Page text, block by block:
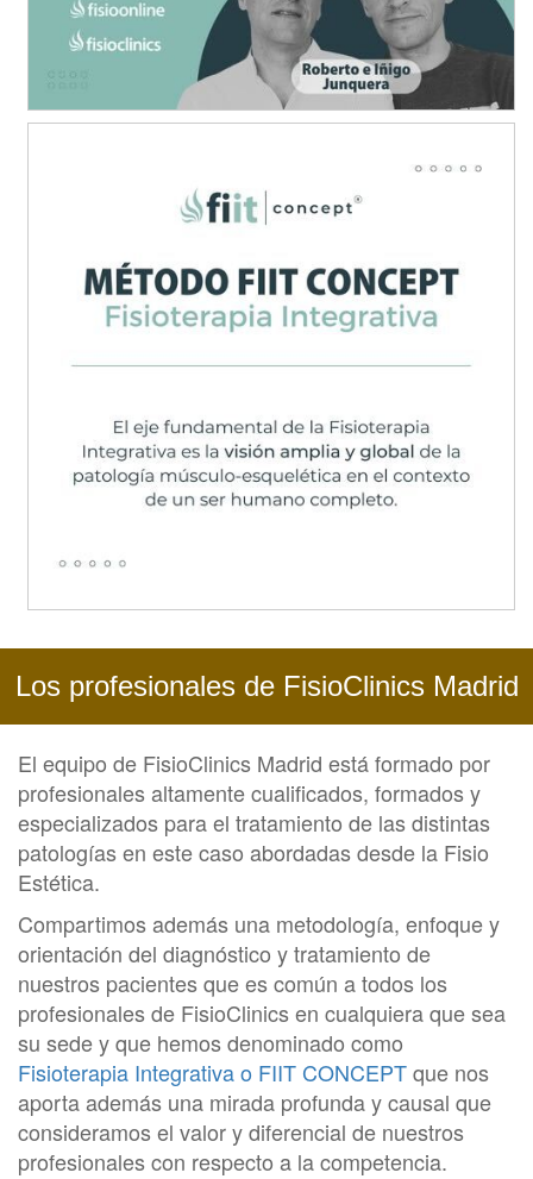
Los profesionales de FisioClinics Madrid
El equipo de FisioClinics Madrid está formado por
profesionales altamente cualificados, formados y
especializados para el tratamiento de las distintas
patologías en este caso abordadas desde la Fisio
Estética.
Compartimos además una metodología, enfoque y
orientación del diagnóstico y tratamiento de
nuestros pacientes que es común a todos los
profesionales de FisioClinics en cualquiera que sea
su sede y que hemos denominado como
Fisioterapia Integrativa o FIIT CONCEPTque nos
aporta además una mirada profunda y causal que
consideramos el valor y diferencial de nuestros
profesionales con respecto a la competencia.